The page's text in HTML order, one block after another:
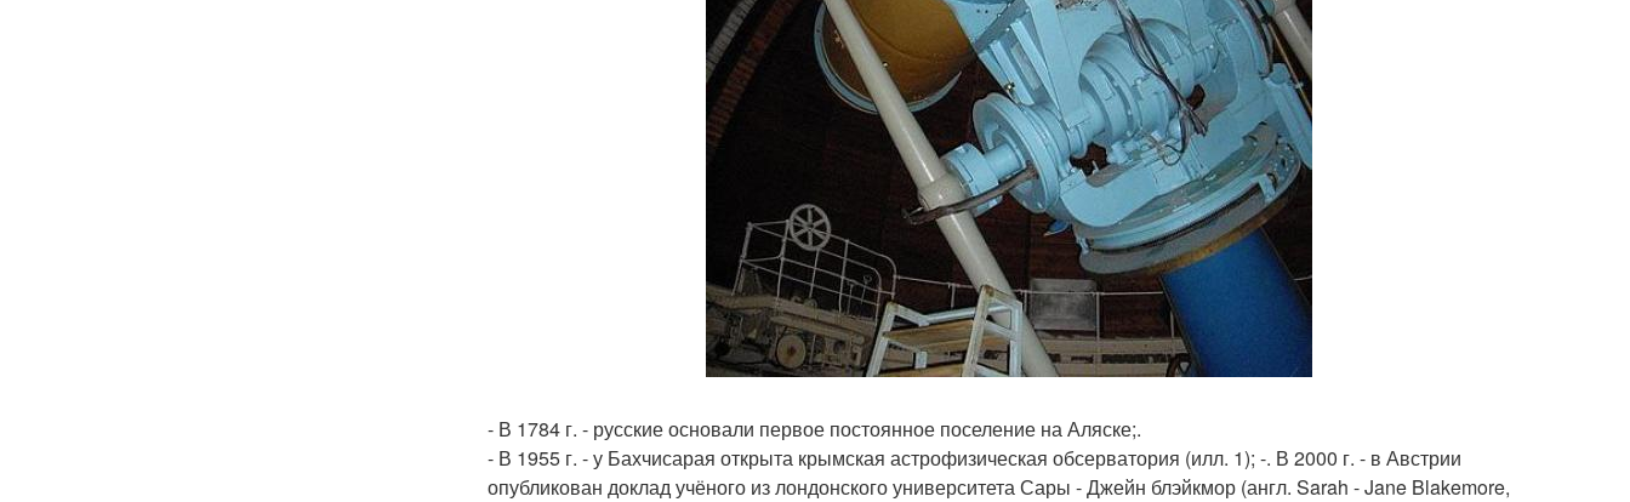
- В 1784 г. - русские основали первое постоянное поселение на Аляске;.
- В 1955 г. - у Бахчисарая открыта крымская астрофизическая обсерватория (илл. 1); -. В 2000 г. - в Австрии
опубликован доклад учёного из лондонского университета Сары - Джейн блэйкмор (англ. Sarah - Jane Blakemore,